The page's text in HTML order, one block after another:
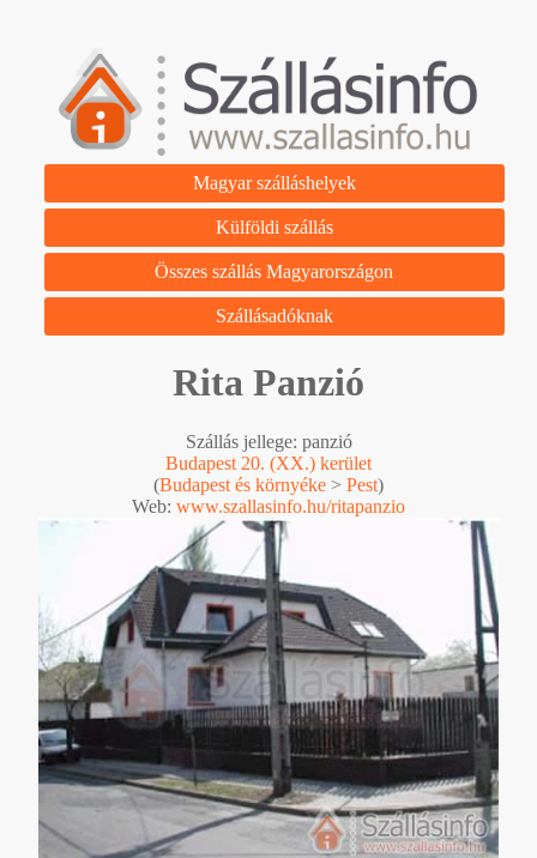
Magyar szálláshelyek
Külföldi szállás
Összes szállás Magyarországon
Szállásadóknak
Rita Panzió
Szállás jellege: panzió
Budapest 20. (XX.) kerület
(Budapest és környéke > Pest)
Web: www.szallasinfo.hu/ritapanzio